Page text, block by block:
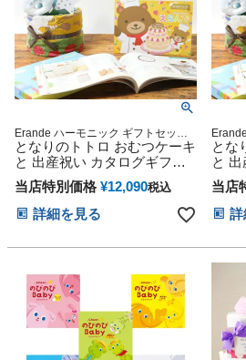
Erande ハーモニック ギフトセット
プレゼント ラッピング メッセージカ
ード
となりのトトロ おむつケーキ
と 出産祝い カタログギフト
えらんで わくわく セット 思
い出 赤ちゃん 子供 出産 マタ
ニティ フォト パパ ママ ベイ
ビー お父さん お母さん クリ
ギフトセット 人気 端午の節
句 ひな祭り 男の子 女の子
当店特別価格 ¥12,090税込
詳細を見る
プレ
ード
とな
と
えら
い出
ニテ
ビ
ギ
句
当店
詳